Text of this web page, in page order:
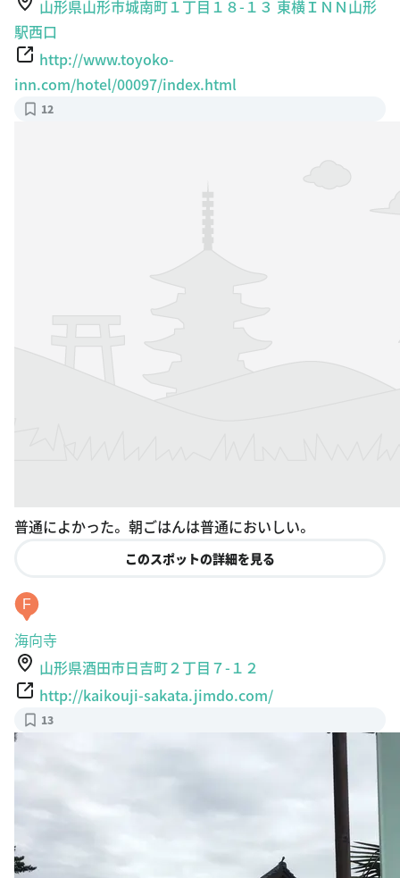
山形県山形市城南町１丁目１８-１３ 東横ＩＮＮ山形
駅西口
http://www.toyoko-
inn.com/hotel/00097/index.html
12
普通によかった。 朝ごはんは普通においしい。
このスポットの詳細を見る
F
海向寺
山形県酒田市日吉町２丁目７-１２
http://kaikouji-sakata.jimdo.com/
13